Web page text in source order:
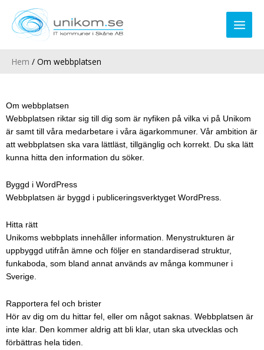
innehåll
Hem Om webbplatsen
Om webbplatsen
Webbplatsen riktar sig till dig som är nyfiken på vilka vi på Unikom
är samt till våra medarbetare i våra ägarkommuner. Vår ambition är
att webbplatsen ska vara lättläst, tillgänglig och korrekt. Du ska lätt
kunna hitta den information du söker.
Byggd i WordPress
Webbplatsen är byggd i publiceringsverktyget WordPress.
Hitta rätt
Unikoms webbplats innehåller information. Menystrukturen är
uppbyggd utifrån ämne och följer en standardiserad struktur,
funkaboda, som bland annat används av många kommuner i
Sverige.
Rapportera fel och brister
Hör av dig om du hittar fel, eller om något saknas. Webbplatsen är
inte klar. Den kommer aldrig att bli klar, utan ska utvecklas och
förbättras hela tiden.